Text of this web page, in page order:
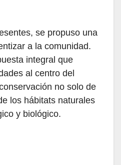
se propuso una
a la comunidad.
integral que
al centro del
no solo de
los hábitats naturales
y biológico.